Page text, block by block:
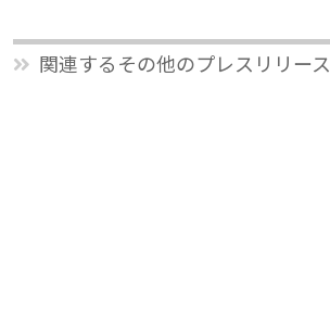
関連するその他のプレスリリース